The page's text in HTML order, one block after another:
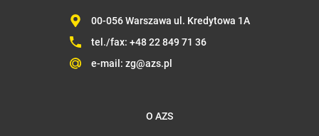
00-056 Warszawa ul. Kredytowa 1A
tel./fax: +48 22 849 71 36
e-mail: zg@azs.pl
O AZS